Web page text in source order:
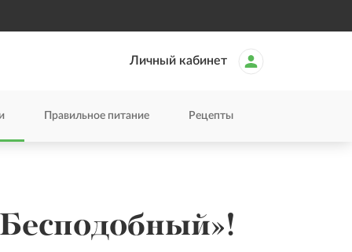
Личный кабинет
Правильное питание Рецепты